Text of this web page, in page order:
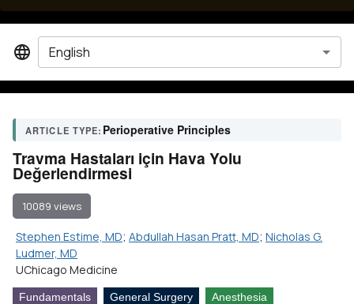
ARTICLE TYPE: Perioperative Principles
Travma Hastaları için Hava Yolu
Değerlendirmesi
10089 views
Stephen Estime, MD; Abdullah Hasan Pratt, MD; Nicholas G.
Ludmer, MD
UChicago Medicine
Fundamentals General Surgery
Anesthesia
English